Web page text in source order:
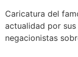
Caricatura del
actualidad por
negacionistas